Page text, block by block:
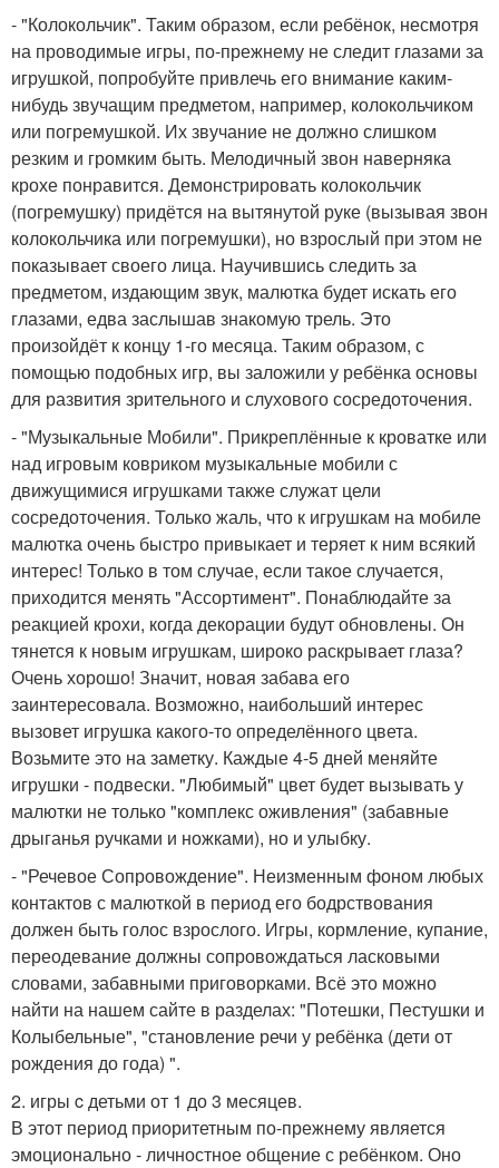
- "Колокольчик". Таким образом, если ребёнок, несмотря
на проводимые игры, по-прежнему не следит глазами за
игрушкой, попробуйте привлечь его внимание каким-
нибудь звучащим предметом, например, колокольчиком
или погремушкой. Их звучание не должно слишком
резким и громким быть. Мелодичный звон наверняка
крохе понравится. Демонстрировать колокольчик
(погремушку) придётся на вытянутой руке (вызывая звон
колокольчика или погремушки), но взрослый при этом не
показывает своего лица. Научившись следить за
предметом, издающим звук, малютка будет искать его
глазами, едва заслышав знакомую трель. Это
произойдёт к концу 1-го месяца. Таким образом, с
помощью подобных игр, вы заложили у ребёнка основы
для развития зрительного и слухового сосредоточения.
- "Музыкальные Мобили". Прикреплённые к кроватке или
над игровым ковриком музыкальные мобили с
движущимися игрушками также служат цели
сосредоточения. Только жаль, что к игрушкам на мобиле
малютка очень быстро привыкает и теряет к ним всякий
интерес! Только в том случае, если такое случается,
приходится менять "Ассортимент". Понаблюдайте за
реакцией крохи, когда декорации будут обновлены. Он
тянется к новым игрушкам, широко раскрывает глаза?
Очень хорошо! Значит, новая забава его
заинтересовала. Возможно, наибольший интерес
вызовет игрушка какого-то определённого цвета.
Возьмите это на заметку. Каждые 4-5 дней меняйте
игрушки - подвески. "Любимый" цвет будет вызывать у
малютки не только "комплекс оживления" (забавные
дрыганья ручками и ножками), но и улыбку.
- "Речевое Сопровождение". Неизменным фоном любых
контактов с малюткой в период его бодрствования
должен быть голос взрослого. Игры, кормление, купание,
переодевание должны сопровождаться ласковыми
словами, забавными приговорками. Всё это можно
найти на нашем сайте в разделах: "Потешки, Пестушки и
Колыбельные", "становление речи у ребёнка (дети от
рождения до года) ".
2. игры c детьми от 1 до 3 месяцев.
В этот период приоритетным по-прежнему является
эмоционально - личностное общение с ребёнком. Оно